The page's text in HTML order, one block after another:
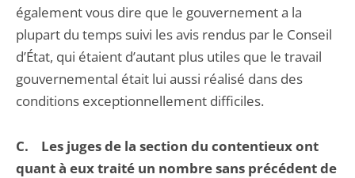
également vous dire que le gouvernement a la
plupart du temps suivi les avis rendus par le Conseil
d’État, qui étaient d’autant plus utiles que le travail
gouvernemental était lui aussi réalisé dans des
conditions exceptionnellement difficiles.
C. Les juges de la section du contentieux ont
quant à eux traité un nombre sans précédent de